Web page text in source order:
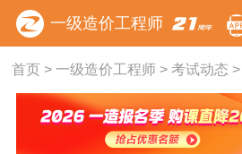
一级造价工程师
首页> 一级造价工程师> 考试动态 >